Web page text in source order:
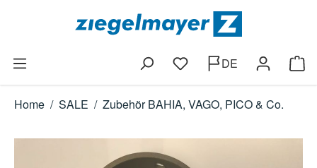
Zum Hauptinhalt springen
Du hast 0 Produkte auf
DE
Home / SALE / Zubehör BAHIA, VAGO, PICO & Co.